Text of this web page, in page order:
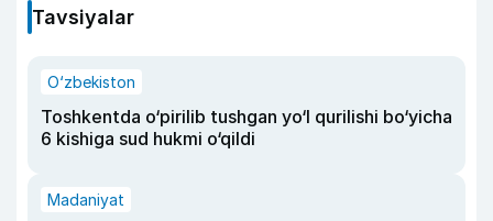
Tavsiyalar
O‘zbekiston
Toshkentda o‘pirilib tushgan yo‘l qurilishi bo‘yicha
6 kishiga sud hukmi o‘qildi
Madaniyat